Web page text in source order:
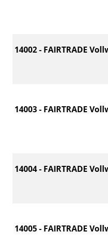
14002 - FAIRTRADE
14003 - FAIRTRADE
14004 - FAIRTRADE
14005 - FAIRTRADE